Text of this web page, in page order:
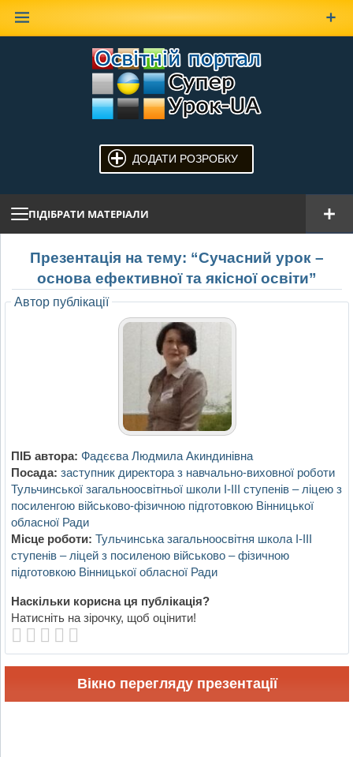
ДОДАТИ РОЗРОБКУ
ПІДІБРАТИ МАТЕРІАЛИ
Презентація на тему: “Сучасний урок –
основа ефективної та якісної освіти”
Автор публікації
ПІБ автора: Фадєєва Людмила Акиндинівна
Посада: заступник директора з навчально-виховної роботи
Тульчинської загальноосвітньої школи І-ІІІ ступенів – ліцею з
посиленгою військово-фізичною підготовкою Вінницької
обласної Ради
Місце роботи: Тульчинська загальноосвітня школа І-ІІІ
ступенів – ліцей з посиленою військово – фізичною
підготовкою Вінницької обласної Ради
Наскільки корисна ця публікація?
Натисніть на зірочку, щоб оцінити!
Вікно перегляду презентації